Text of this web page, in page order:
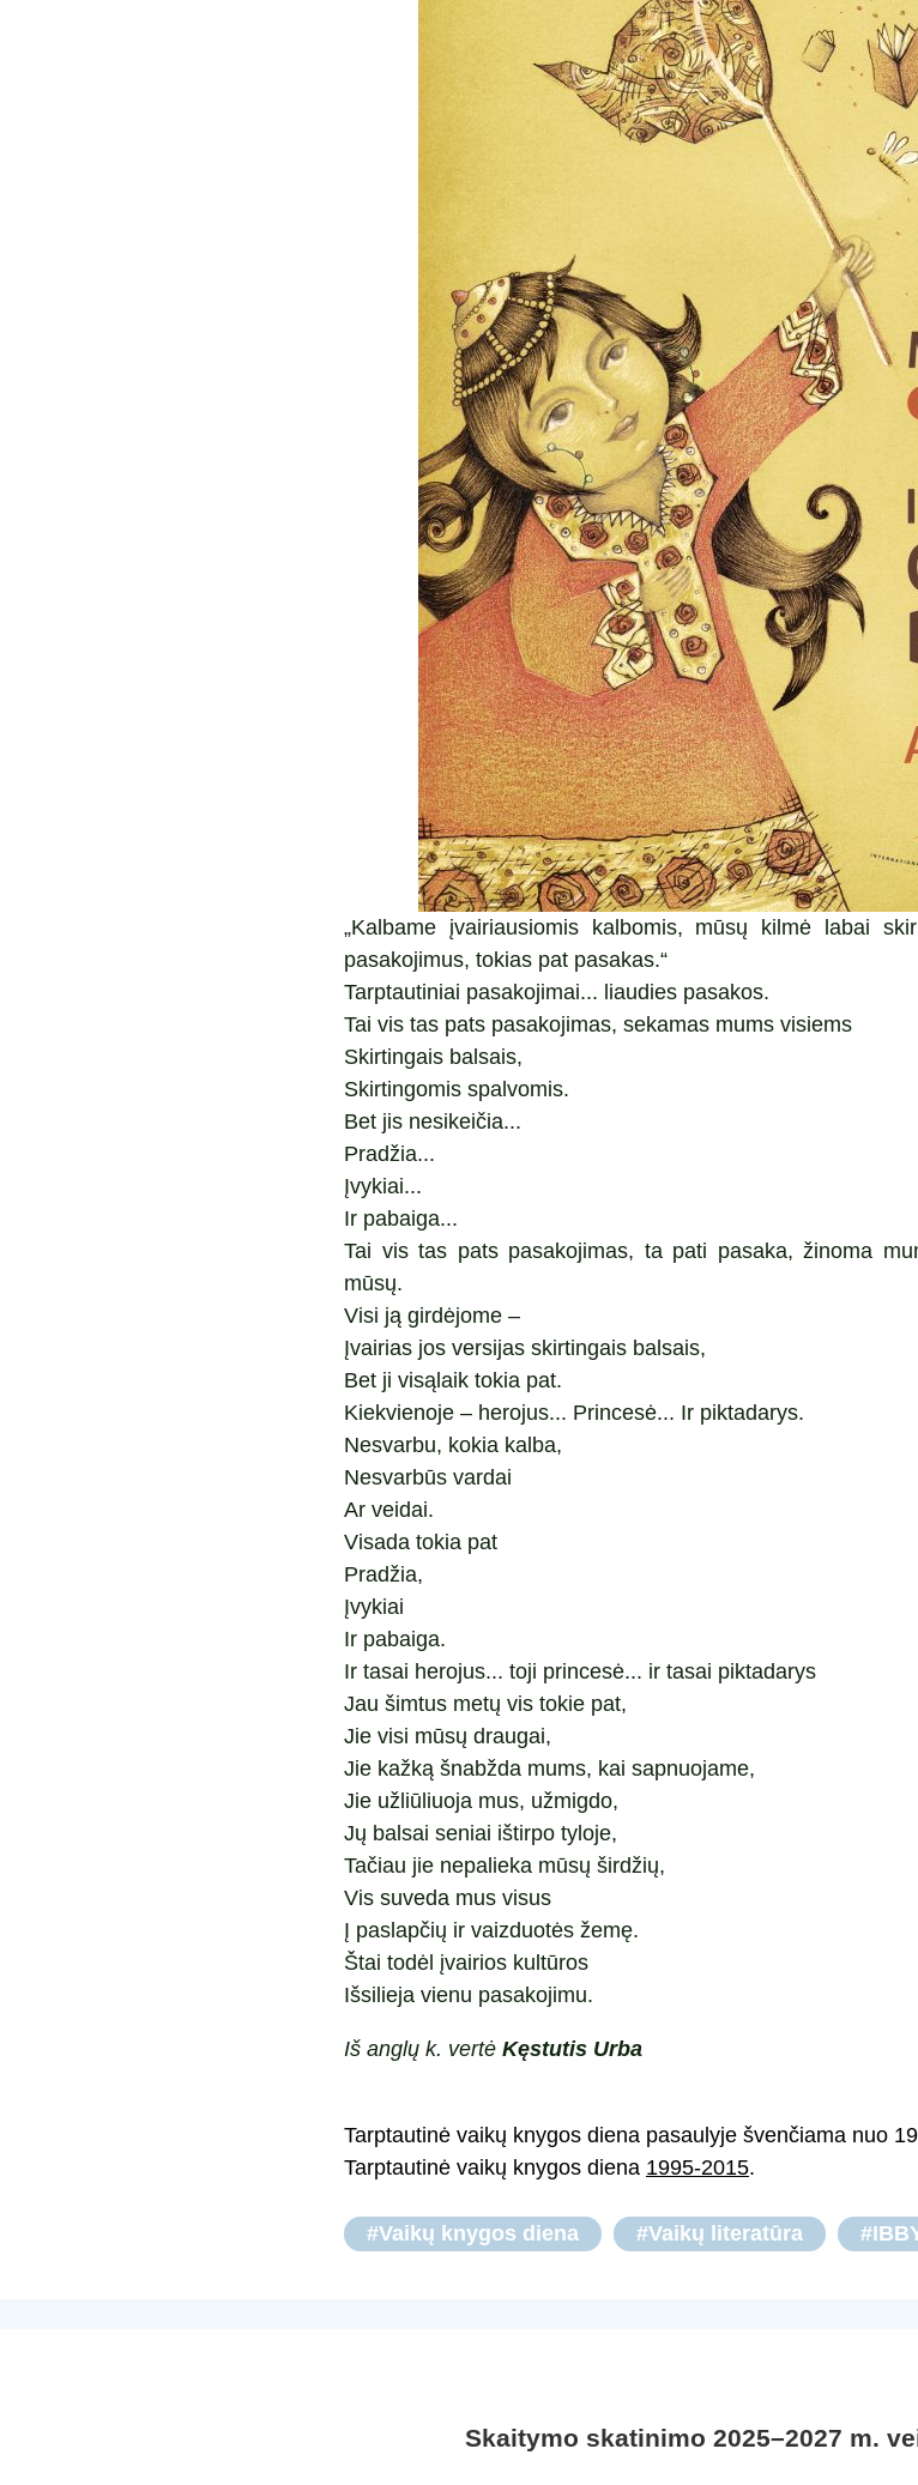
„Kalbame įvairiausiomis kalbomis, mūsų kilmė labai
pasakojimus, tokias pat pasakas.“
Tarptautiniai pasakojimai... liaudies pasakos.
Tai vis tas pats pasakojimas, sekamas mums visiems
Skirtingais balsais,
Skirtingomis spalvomis.
Bet jis nesikeičia...
Pradžia...
Įvykiai...
Ir pabaiga...
Tai vis tas pats pasakojimas, ta pati pasaka, žinoma
mūsų.
Visi ją girdėjome –
Įvairias jos versijas skirtingais balsais,
Bet ji visąlaik tokia pat.
Kiekvienoje – herojus... Princesė... Ir piktadarys.
Nesvarbu, kokia kalba,
Nesvarbūs vardai
Ar veidai.
Visada tokia pat
Pradžia,
Įvykiai
Ir pabaiga.
Ir tasai herojus... toji princesė... ir tasai piktadarys
Jau šimtus metų vis tokie pat,
Jie visi mūsų draugai,
Jie kažką šnabžda mums, kai sapnuojame,
Jie užliūliuoja mus, užmigdo,
Jų balsai seniai ištirpo tyloje,
Tačiau jie nepalieka mūsų širdžių,
Vis suveda mus visus
Į paslapčių ir vaizduotės žemę.
Štai todėl įvairios kultūros
Išsilieja vienu pasakojimu.
Iš anglų k. vertė Kęstutis Urba
Tarptautinė vaikų knygos diena pasaulyje švenčiama nuo
Tarptautinė vaikų knygos diena 1995-2015.
#Vaikų knygos diena #Vaikų literatūra
Skaitymo skatinimo 2025–2027 m.